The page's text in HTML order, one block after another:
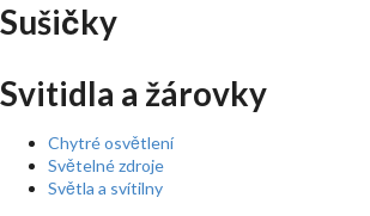
Sušičky
Svitidla a žárovky
Chytré osvětlení
Světelné zdroje
Světla a svítilny